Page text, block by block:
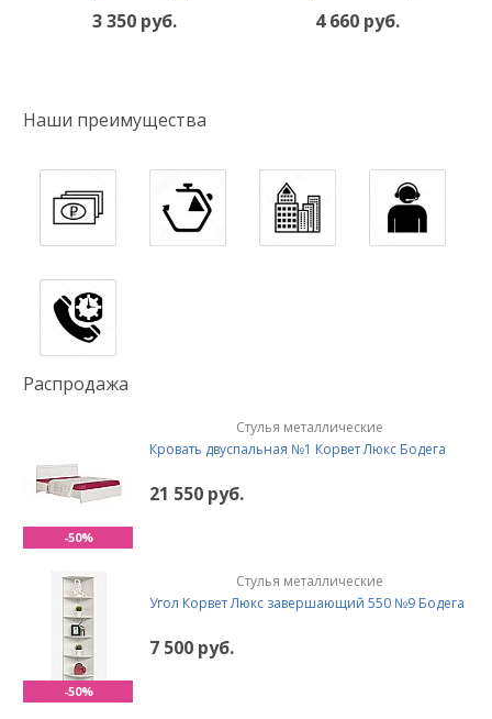
Наши преимущества
Распродажа
-50%
Стулья металлические
Кровать двуспальная №1 Корвет Люкс Бодега
21 550 руб.
-50%
Стулья металлические
Угол Корвет Люкс завершающий 550 №9 Бодега
7 500 руб.
3 350 руб. 4 660 руб.